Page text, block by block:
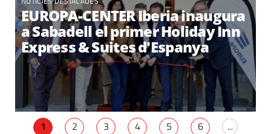
EUROPA-CENTER Iberia inaugura
a Sabadell el primer Holiday Inn
Express & Suites d'Espanya
1 2 3 4 5 6 ...